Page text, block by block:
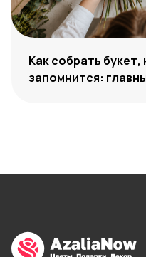
Как собрать
запомнится: